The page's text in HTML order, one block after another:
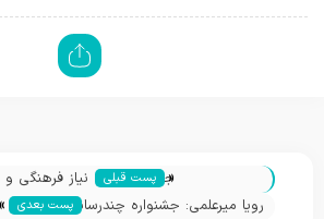
« پست قبلی
جشنواره‌ای که نیاز فرهنگی
رویا میرعلمی: جشنواره چندرسانه‌ایپست بعدی »